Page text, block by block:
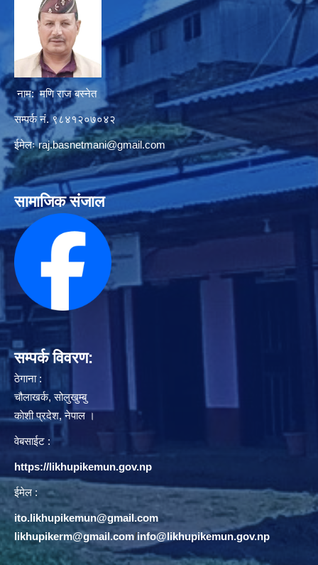
नाम: मणि राज बस्नेत
सम्पर्क नं. ९८४१२०७०४२
ईमेलःraj.basnetmani@gmail.com
सामाजिक संजाल
सम्पर्क विवरण:
ठेगाना :
चौलाखर्क, सोलुखुम्बु
काेशी प्रदेश, नेपाल ।
वेबसाईट :
https://likhupikemun.gov.np
ईमेल :
ito.likhupikemun@gmail.com
likhupikerm@gmail.com/info@likhupikemun.gov.np